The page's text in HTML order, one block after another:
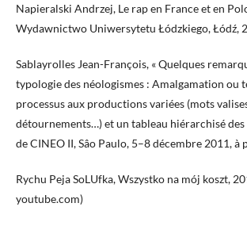
Napieralski Andrzej, Le rap en France et en
Wydawnictwo Uniwersytetu Łódzkiego, Łódź,
Sablayrolles Jean-François, « Quelques
typologie des néologismes : Amalgamation ou
processus aux productions variées (mots
détournements…) et un tableau hiérarchisé
de CINEO II, Sâo Paulo, 5–8 décembre 2011, à
Rychu Peja SoLUfka, Wszystko na mój koszt,
youtube.com)